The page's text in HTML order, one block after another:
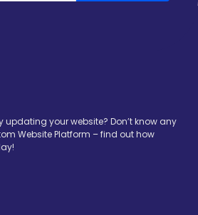
your website? Don’t know any
Website Platform – find out how